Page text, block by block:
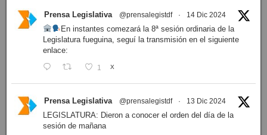
Prensa Legislativa @prensalegistdf · 14 Dic 2024
En instantes comezará la 8ª sesión ordinaria de la
Legislatura fueguina, seguí la transmisión en el siguiente
enlace:
1 X
Prensa Legislativa @prensalegistdf · 13 Dic 2024
LEGISLATURA: Dieron a conocer el orden del día de la
sesión de mañana